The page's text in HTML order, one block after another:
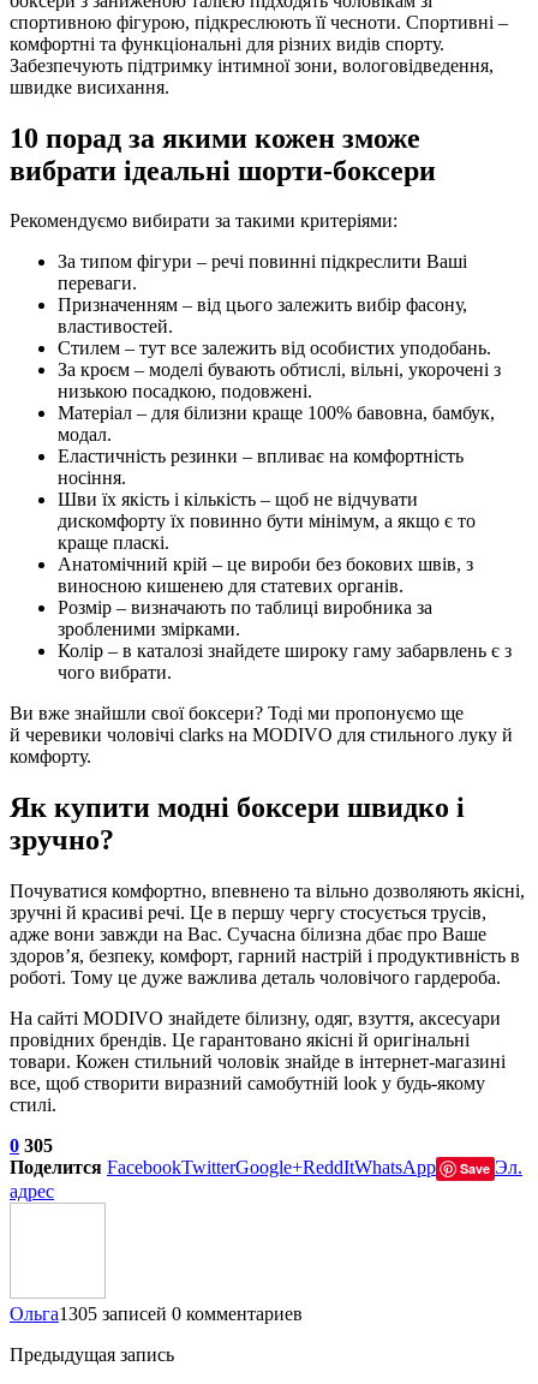
спортивною фігурою, підкреслюють її чесноти. Спортивні –
комфортні та функціональні для різних видів спорту.
Забезпечують підтримку інтимної зони, вологовідведення,
швидке висихання.
10 порад за якими кожен зможе
вибрати ідеальні шорти-боксери
Рекомендуємо вибирати за такими критеріями:
За типом фігури – речі повинні підкреслити Ваші
переваги.
Призначенням – від цього залежить вибір фасону,
властивостей.
Стилем – тут все залежить від особистих уподобань.
За кроєм – моделі бувають обтислі, вільні, укорочені з
низькою посадкою, подовжені.
Матеріал – для білизни краще 100% бавовна, бамбук,
модал.
Еластичність резинки – впливає на комфортність
носіння.
Шви їх якість і кількість – щоб не відчувати
дискомфорту їх повинно бути мінімум, а якщо є то
краще пласкі.
Анатомічний крій – це вироби без бокових швів, з
виносною кишенею для статевих органів.
Розмір – визначають по таблиці виробника за
зробленими змірками.
Колір – в каталозі знайдете широку гаму забарвлень є з
чого вибрати.
Ви вже знайшли свої боксери? Тоді ми пропонуємо ще
й черевики чоловічі clarks на MODIVO для стильного луку й
комфорту.
Як купити модні боксери швидко і
зручно?
Почуватися комфортно, впевнено та вільно дозволяють якісні,
зручні й красиві речі. Це в першу чергу стосується трусів,
адже вони завжди на Вас. Сучасна білизна дбає про Ваше
здоров’я, безпеку, комфорт, гарний настрій і продуктивність в
роботі. Тому це дуже важлива деталь чоловічого гардероба.
На сайті MODIVO знайдете білизну, одяг, взуття, аксесуари
провідних брендів. Це гарантовано якісні й оригінальні
товари. Кожен стильний чоловік знайде в інтернет-магазині
все, щоб створити виразний самобутній look у будь-якому
стилі.
0 305
Поделится FacebookTwitterGoogle+ReddItWhatsApp Save Эл.
адрес
Ольга1305 записей 0 комментариев
Предыдущая запись